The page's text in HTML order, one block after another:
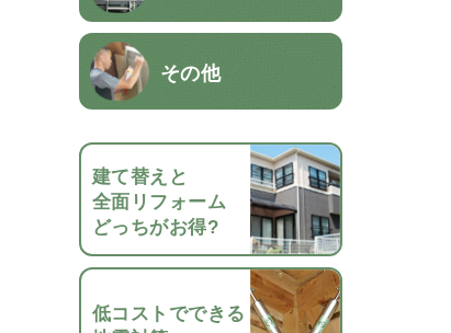
その他
建て替えと
全面リフォーム
どっちがお得?
低コストでできる